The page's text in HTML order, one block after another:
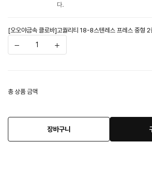
다.
[오오야금속 클로바]고퀄리티 18-8스텐레스 프레스 중형 2
총 상품 금액
장바구니